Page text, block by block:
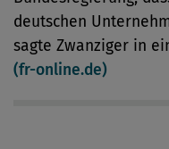
deutschen
sagte Zwanziger in
(fr-online.de)